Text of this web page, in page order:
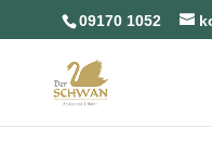
09170 1052